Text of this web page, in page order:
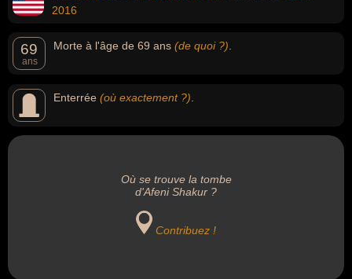
2016
69
ans
Morte à l'âge de 69 ans (de quoi ?)
Enterrée (où exactement ?)
Où se trouve la tombe
d'Afeni Shakur ?
Contribuez !